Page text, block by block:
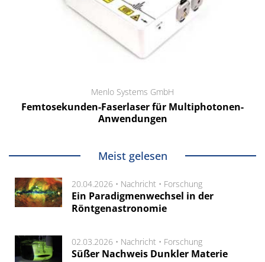
Menlo Systems GmbH
Femtosekunden-Faserlaser für Multiphotonen-
Anwendungen
Meist gelesen
20.04.2026 • Nachricht • Forschung
Ein Paradigmenwechsel in der
Röntgenastronomie
02.03.2026 • Nachricht • Forschung
Süßer Nachweis Dunkler Materie